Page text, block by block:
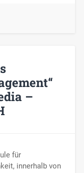
–
für
innerhalb von